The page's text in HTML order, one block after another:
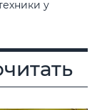
у